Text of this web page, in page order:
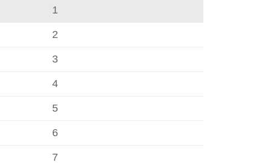
1
2
3
4
5
6
7